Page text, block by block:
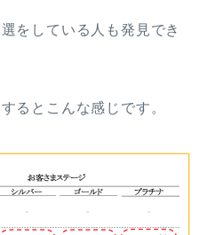
をしている人も発見でき
るとこんな感じです。